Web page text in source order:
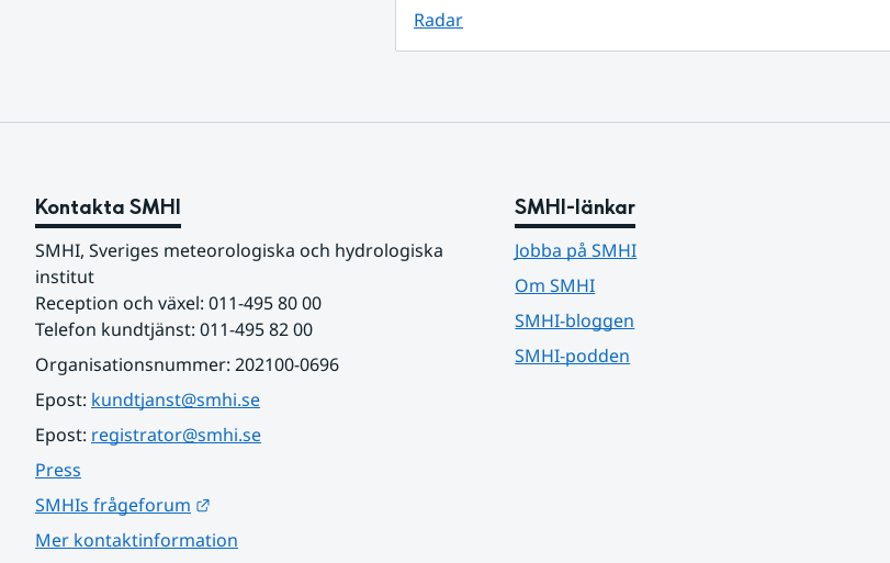
Radar
Kontakta SMHI
SMHI, Sveriges meteorologiska och hydrologiska
institut
Reception och växel: 011-495 80 00
Telefon kundtjänst: 011-495 82 00
Organisationsnummer: 202100-0696
Epost: kundtjanst@smhi.se
Epost: registrator@smhi.se
Press
SMHIs frågeforum
Mer kontaktinformation
SMHI-länkar
Jobba på SMHI
Om SMHI
SMHI-bloggen
SMHI-podden